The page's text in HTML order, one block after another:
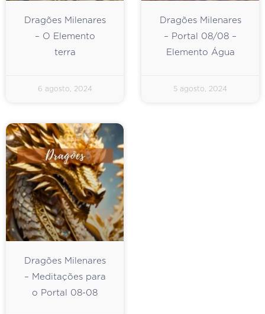
Dragões Milenares
– O Elemento
terra
6 agosto, 2024
Dragões Milenares
– Portal 08/08 –
Elemento Água
5 agosto, 2024
Dragões Milenares
– Meditações para
o Portal 08-08